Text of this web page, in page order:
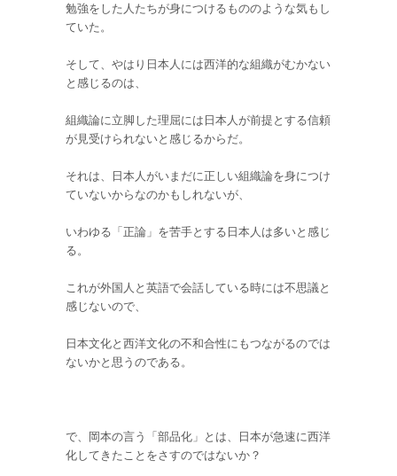
勉強をした人たちが身につけるもののような気もし
ていた。
そして、やはり日本人には西洋的な組織がむかない
と感じるのは、
組織論に立脚した理屈には日本人が前提とする信頼
が見受けられないと感じるからだ。
それは、日本人がいまだに正しい組織論を身につけ
ていないからなのかもしれないが、
いわゆる「正論」を苦手とする日本人は多いと感じ
る。
これが外国人と英語で会話している時には不思議と
感じないので、
日本文化と西洋文化の不和合性にもつながるのでは
ないかと思うのである。
で、岡本の言う「部品化」とは、日本が急速に西洋
化してきたことをさすのではないか？